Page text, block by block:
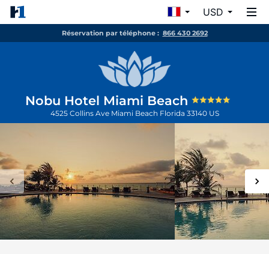
USD
Réservation par téléphone : 866 430 2692
Nobu Hotel Miami Beach
4525 Collins Ave Miami Beach Florida 33140 US